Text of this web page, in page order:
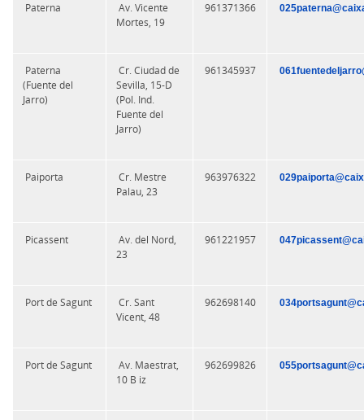
Paterna
Av. Vicente
Mortes, 19
961371366
Paterna
(Fuente del
Jarro)
Cr. Ciudad de
Sevilla, 15-D
(Pol. Ind.
Fuente del
Jarro)
961345937
Paiporta
Cr. Mestre
Palau, 23
963976322
Picassent
Av. del Nord,
23
961221957
Port de Sagunt
Cr. Sant
Vicent, 48
962698140
Port de Sagunt
Av. Maestrat,
10 B iz
962699826